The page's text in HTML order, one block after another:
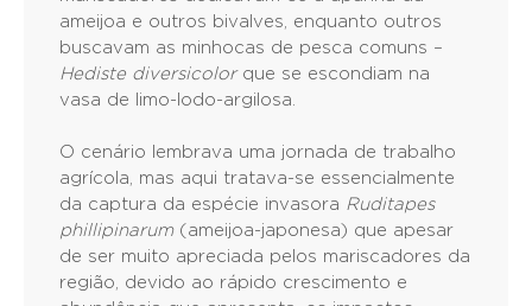
ameijoa e outros bivalves, enquanto outros
buscavam as minhocas de pesca comuns –
Hediste diversicolorque se escondiam na
vasa de limo-lodo-argilosa.
O cenário lembrava uma jornada de trabalho
agrícola, mas aqui tratava-se essencialmente
da captura da espécie invasora Ruditapes
phillipinarum (ameijoa-japonesa) que apesar
de ser muito apreciada pelos mariscadores da
região, devido ao rápido crescimento e